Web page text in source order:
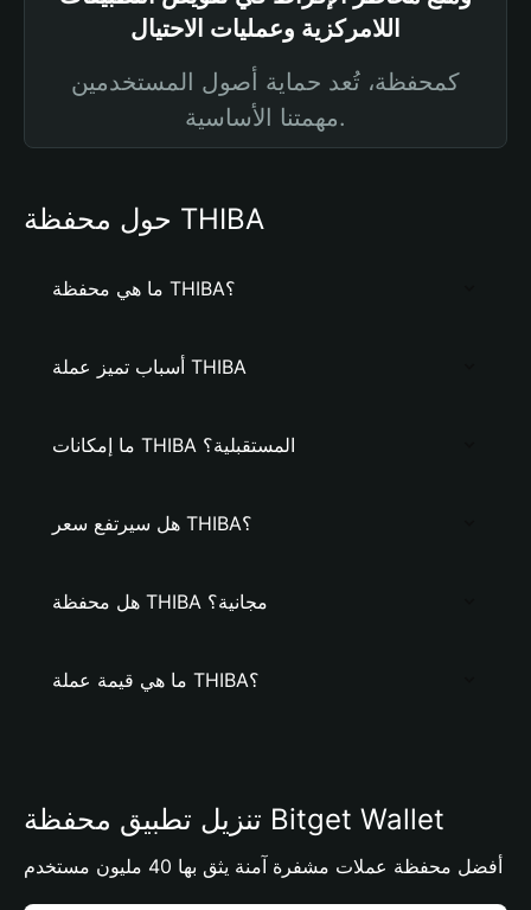
اللامركزية وعمليات الاحتيال
كمحفظة، تُعد حماية أصول المستخدمين
مهمتنا الأساسية.
حول محفظة THIBA
ما هي محفظة THIBA؟
أسباب تميز عملة THIBA
ما إمكانات THIBA المستقبلية؟
هل سيرتفع سعر THIBA؟
هل محفظة THIBA مجانية؟
ما هي قيمة عملة THIBA؟
تنزيل تطبيق محفظة Bitget Wallet
أفضل محفظة عملات مشفرة آمنة يثق بها 40 مليون مستخدم